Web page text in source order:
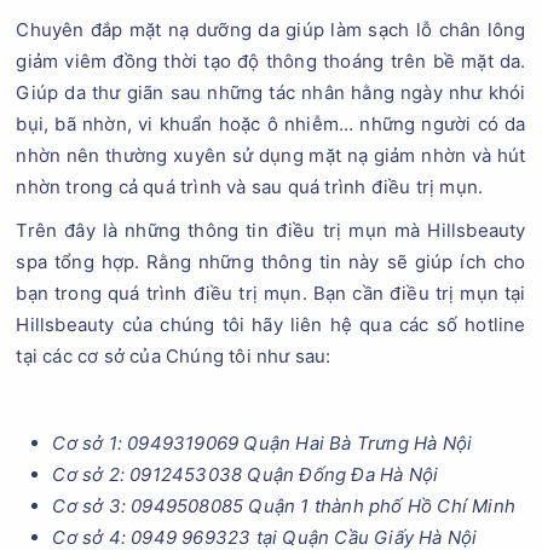
Chuyên đắp mặt nạ dưỡng da giúp làm sạch lỗ chân lông
giảm viêm đồng thời tạo độ thông thoáng trên bề mặt da.
Giúp da thư giãn sau những tác nhân hằng ngày như khói
bụi, bã nhờn, vi khuẩn hoặc ô nhiễm… những người có da
nhờn nên thường xuyên sử dụng mặt nạ giảm nhờn và hút
nhờn trong cả quá trình và sau quá trình điều trị mụn.
Trên đây là những thông tin điều trị mụn mà Hillsbeauty
spa tổng hợp. Rằng những thông tin này sẽ giúp ích cho
bạn trong quá trình điều trị mụn. Bạn cần điều trị mụn tại
Hillsbeauty của chúng tôi hãy liên hệ qua các số hotline
tại các cơ sở của Chúng tôi như sau:
Cơ sở 1: 0949319069 Quận Hai Bà Trưng Hà Nội
Cơ sở 2: 0912453038 Quận Đống Đa Hà Nội
Cơ sở 3: 0949508085 Quận 1 thành phố Hồ Chí Minh
Cơ sở 4: 0949 969323 tại Quận Cầu Giấy Hà Nội